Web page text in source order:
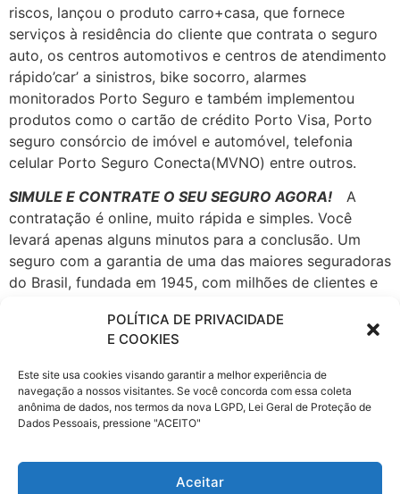
POLÍTICA DE PRIVACIDADE
E COOKIES
Este site usa cookies visando garantir a melhor experiência de
navegação a nossos visitantes. Se você concorda com essa coleta
anônima de dados, nos termos da nova LGPD, Lei Geral de Proteção de
Dados Pessoais, pressione "ACEITO"
Aceitar
riscos, lançou o produto carro+casa, que fornece
serviços à residência do cliente que contrata o seguro
auto, os centros automotivos e centros de atendimento
rápido’car’ a sinistros, bike socorro, alarmes
monitorados Porto Seguro e também implementou
produtos como o cartão de crédito Porto Visa, Porto
seguro consórcio de imóvel e automóvel, telefonia
celular Porto Seguro Conecta(MVNO) entre outros.
SIMULE E CONTRATE O SEU SEGURO AGORA!
A
contratação é online, muito rápida e simples. Você
levará apenas alguns minutos para a conclusão. Um
seguro com a garantia de uma das maiores seguradoras
do Brasil, fundada em 1945, com milhões de clientes e
A Porto Seguro atua em todos os
de Pessoas, seguro Automóvel, Saúde Empresarial,
fiança locatícia, Patrimonial, Vida e Transportes,
Previdência, Consórcio de Imóveis e Automóveis,
Capitalização e Cartão de Crédito, Proteção e
Monitoramento, Serviços a Condomínios e Residências